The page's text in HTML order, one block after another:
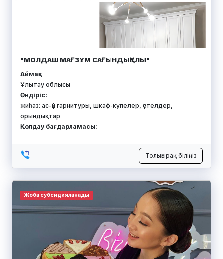
"МОЛДАШ МАҒЗҰМ САҒЫНДЫҚҰЛЫ"
Аймақ:
Ұлытау облысы
Өндіріс:
жиһаз: ас-үй гарнитуры, шкаф-купелер, үстелдер,
орындықтар
Қолдау бағдарламасы:
Толығырақ біліңіз
Жоба субсидияланады